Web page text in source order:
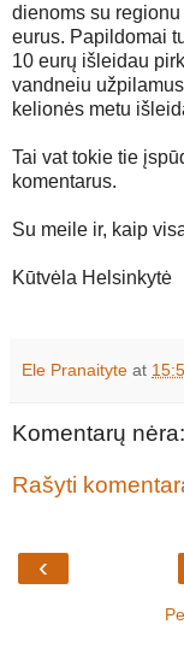
dienoms su
eurus. Papildomai
10 eurų išleidau
vandneiu
kelionės metu
Tai vat tokie tie
komentarus.
Su meile ir, kaip
Kūtvėla Helsinkytė
Ele Pranaityte at
Komentarų nėra:
Rašyti
‹